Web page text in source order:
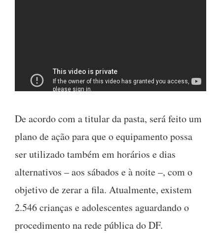
De acordo com a titular da pasta, será feito um
plano de ação para que o equipamento possa
ser utilizado também em horários e dias
alternativos – aos sábados e à noite –, com o
objetivo de zerar a fila. Atualmente, existem
2.546 crianças e adolescentes aguardando o
procedimento na rede pública do DF.